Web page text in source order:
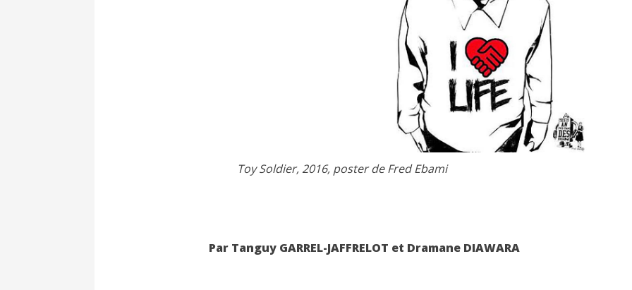
Toy Soldier, 2016, poster de Fred Ebami
Par Tanguy GARREL-JAFFRELOT et Dramane DIAWARA